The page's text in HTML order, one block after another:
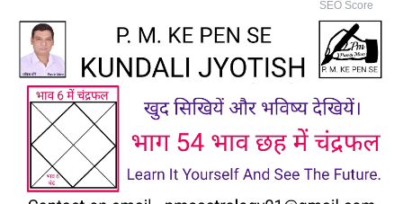
SEO Score